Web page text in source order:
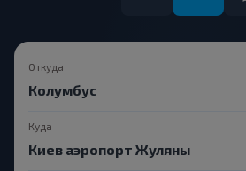
Откуда
Куда